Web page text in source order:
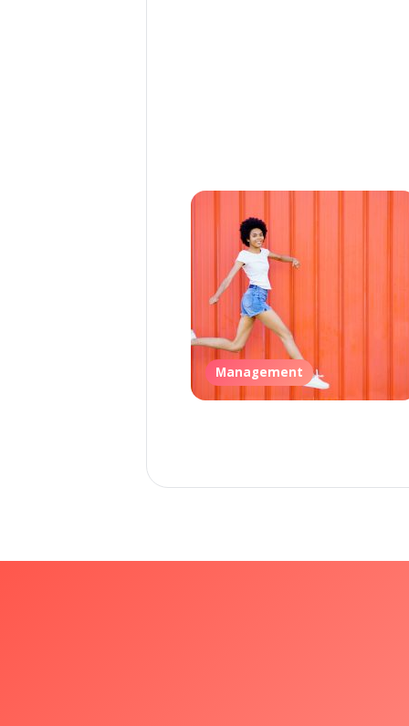
Management